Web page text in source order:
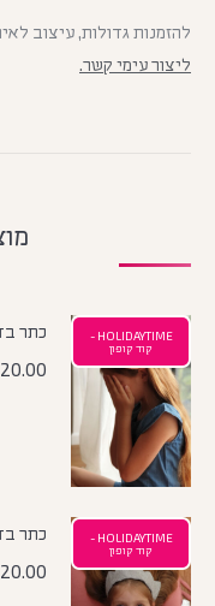
להזמנות גדולות, עיצוב
ליצור עימי קשר.
HOLIDAYTIME -
קוד קופון
כתר
HOLIDAYTIME -
קוד קופון
כתר